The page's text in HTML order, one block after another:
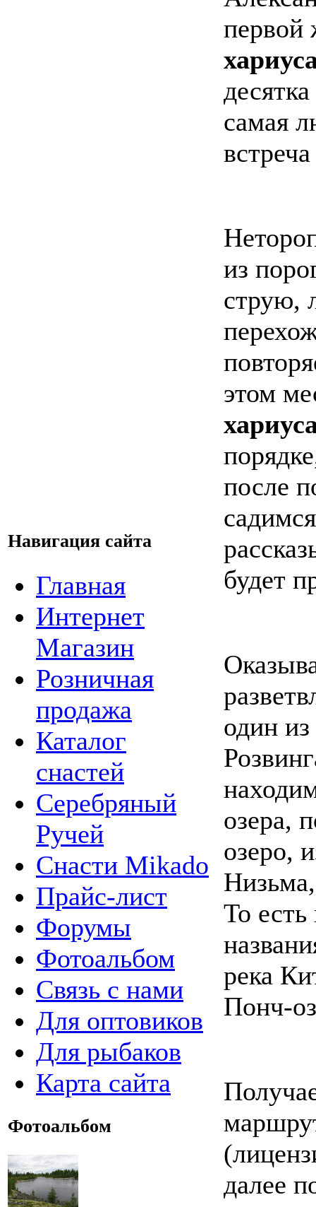
Навигация сайта
Главная
Интернет
Магазин
Розничная
продажа
Каталог
снастей
Серебряный
Ручей
Снасти Mikado
Прайс-лист
Форумы
Фотоальбом
Связь с нами
Для оптовиков
Для рыбаков
Карта сайта
Фотоальбом
первой
самая
из
струю,
этом
после
будет
один из
озера,
озеро,
То
река
Понч-
далее